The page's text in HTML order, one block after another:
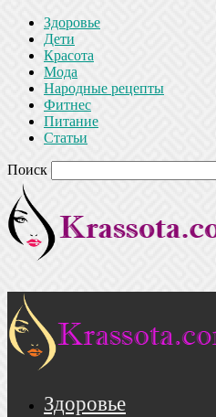
Здоровье
Дети
Красота
Мода
Народные рецепты
Фитнес
Питание
Статьи
Поиск
Здоровье